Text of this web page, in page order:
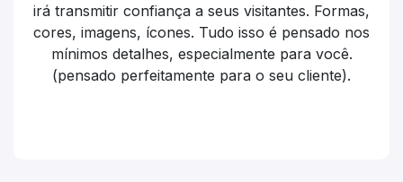
irá transmitir confiança a seus visitantes. Formas,
cores, imagens, ícones. Tudo isso é pensado nos
mínimos detalhes, especialmente para você.
(pensado perfeitamente para o seu cliente).